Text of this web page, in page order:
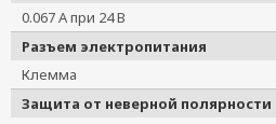
0.067 А при 24 В
Разъем электропитания
Клемма
Защита от неверной полярности